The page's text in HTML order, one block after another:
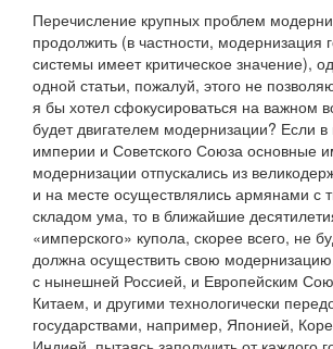
Перечисление крупных проблем
продолжить (в частности, модернизация
системы имеет критическое значение),
одной статьи, пожалуй, этого не
я бы хотел сфокусироваться на важном
будет двигателем модернизации? Если в
империи и Советского Союза основные
модернизации отпускались из
и на месте осуществлялись армянами с
складом ума, то в ближайшие
«имперского» купола, скорее всего, не
должна осуществить свою
с нынешней Россией, и Европейским
Китаем, и другими технологически
государствами, например, Японией,